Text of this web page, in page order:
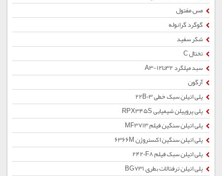
مس مفتول
گوگرد گرانوله
شکر سفید
تختال C
سبد میلگرد 32تا12-A3
آرگون
پلی اتیلن سبک خطی 22B03
پلی پروپیلن شیمیایی RPX345S
پلی اتیلن سنگین فیلم MF3713
پلی اتیلن سنگین اکستروژن 6366M
پلی اتیلن سبک فیلم 2420F8
پلی اتیلن ترفتالات بطری BG731